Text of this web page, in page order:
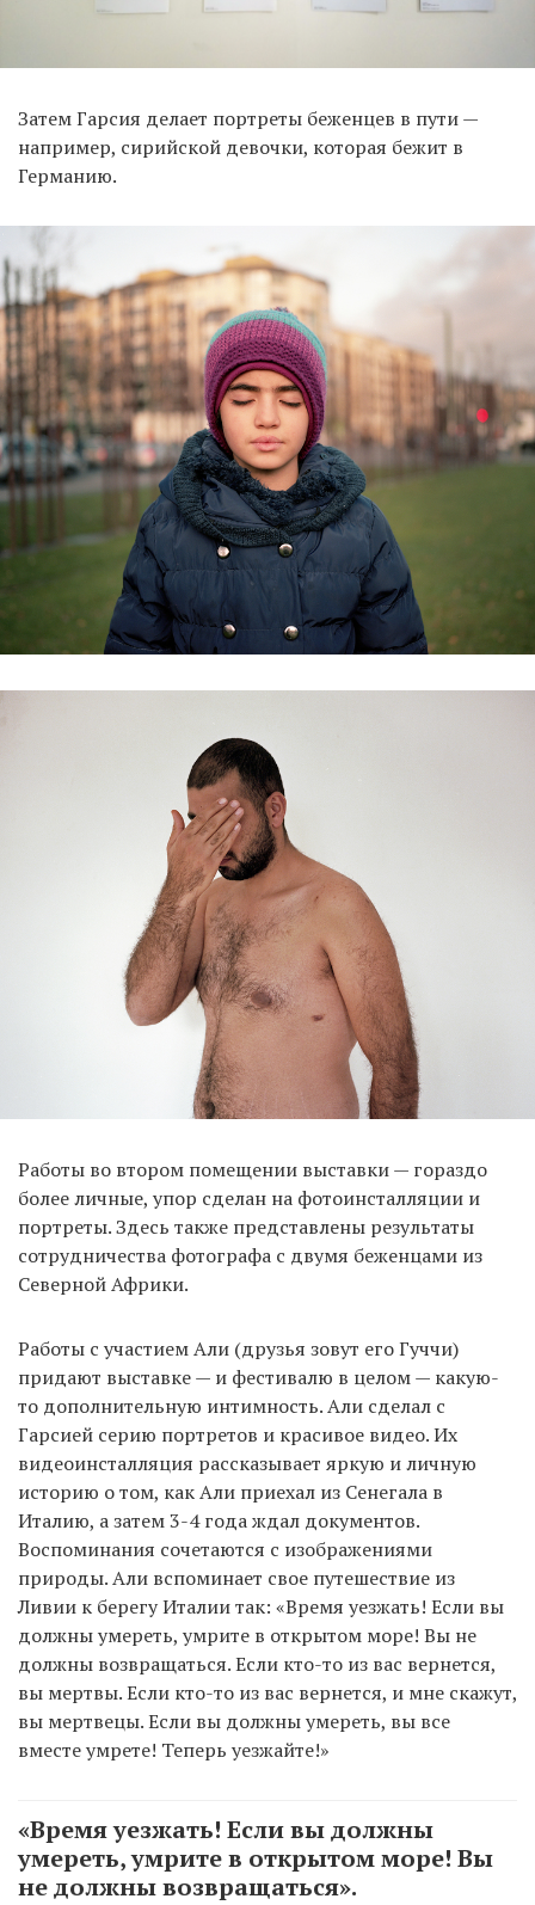
Затем Гарсия делает портреты беженцев в пути —
например, сирийской девочки, которая бежит в
Германию.
Работы во втором помещении выставки — гораздо
более личные, упор сделан на фотоинсталляции и
портреты. Здесь также представлены результаты
сотрудничества фотографа с двумя беженцами из
Северной Африки.
Работы с участием Али (друзья зовут его Гуччи)
придают выставке — и фестивалю в целом — какую-
то дополнительную интимность. Али сделал с
Гарсией серию портретов и красивое видео. Их
видеоинсталляция рассказывает яркую и личную
историю о том, как Али приехал из Сенегала в
Италию, а затем 3-4 года ждал документов.
Воспоминания сочетаются с изображениями
природы. Али вспоминает свое путешествие из
Ливии к берегу Италии так: «Время уезжать! Если вы
должны умереть, умрите в открытом море! Вы не
должны возвращаться. Если кто-то из вас вернется,
вы мертвы. Если кто-то из вас вернется, и мне скажут,
вы мертвецы. Если вы должны умереть, вы все
вместе умрете! Теперь уезжайте!»
«Время уезжать! Если вы должны
умереть, умрите в открытом море! Вы
не должны возвращаться».